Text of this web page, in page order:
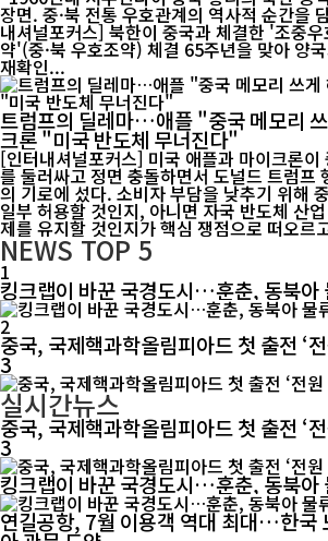
장면. 중·북 전통 우호관계의 역사적 순간을 담
내셔널포커스] 북한이 중국과 체결한 '조중
약'(중·북 우호조약) 체결 65주년을 맞아 양
재확인...
트럼프의 딜레마…애플 "중국 메모리
크론 "미국 반도체 무너진다"
[인터내셔널포커스] 미국 애플과 마이크론이
를 둘러싸고 정면 충돌하면서 도널드 트럼프
의 기로에 섰다. 소비자 부담을 낮추기 위해
일부 허용할 것인지, 아니면 자국 반도체 산
제를 유지할 것인지가 핵심 쟁점으로 떠오르
NEWSTOP 5
1
킹크랩이 바꾼 국경도시…훈춘, 동북아
2
중국, 국제핵과학올림피아드 첫 출전 ‘
3
실시간뉴스
중국, 국제핵과학올림피아드 첫 출전 ‘
3
킹크랩이 바꾼 국경도시…훈춘, 동북아
연길공항, 7월 이용객 역대 최대…한국